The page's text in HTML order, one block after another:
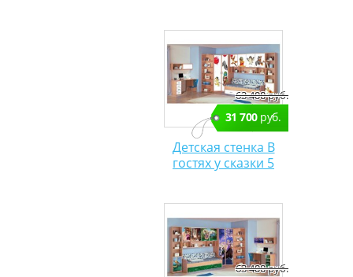
63 400 руб.
31 700руб.
Детская стенка В
гостях у сказки 5
63 400 руб.